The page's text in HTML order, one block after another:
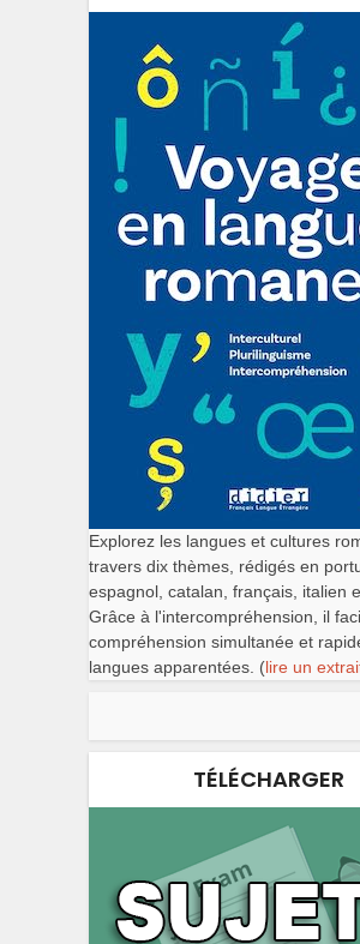
Explorez les langues et cultures
travers dix thèmes, rédigés en
espagnol, catalan, français, italien
Grâce à l'intercompréhension, il
compréhension simultanée et
langues apparentées. (lire un
TÉLÉCHARGER